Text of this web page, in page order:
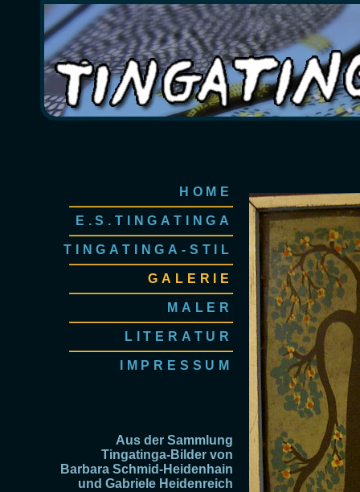
HOME
E.S.TINGATINGA
TINGATINGA-STIL
GALERIE
MALER
LITERATUR
IMPRESSUM
Aus der Sammlung
Tingatinga-Bilder von
Barbara Schmid-Heidenhain
und Gabriele Heidenreich